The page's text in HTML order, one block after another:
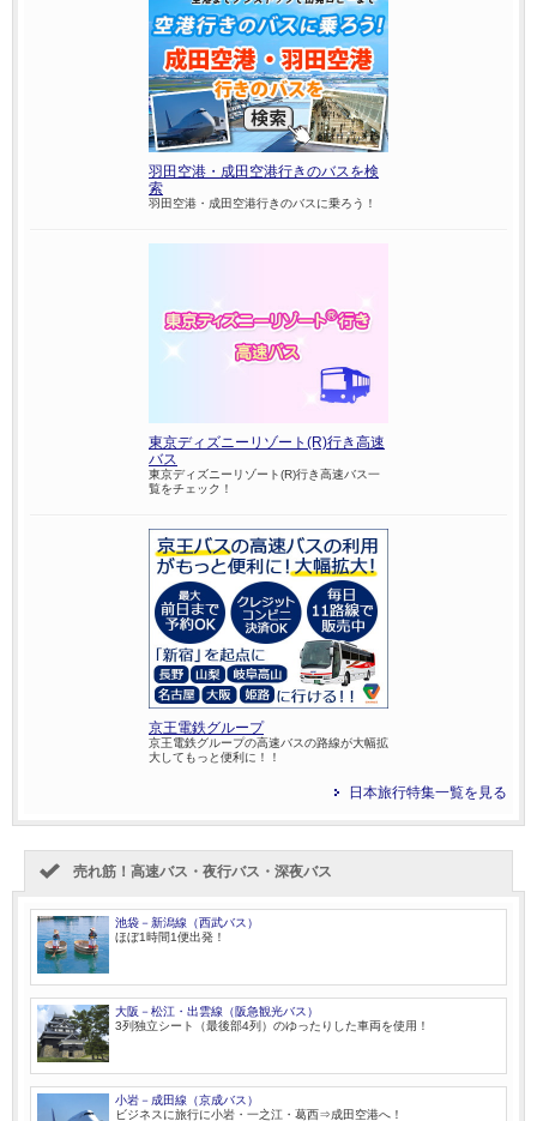
羽田空港・成田空港行きのバスを検
索
羽田空港・成田空港行きのバスに乗ろう！
東京ディズニーリゾート(R)行き高速
バス
東京ディズニーリゾート(R)行き高速バス一
覧をチェック！
京王電鉄グループ
京王電鉄グループの高速バスの路線が大幅拡
大してもっと便利に！！
日本旅行特集一覧を見る
売れ筋！高速バス・夜行バス・深夜バス
池袋－新潟線（西武バス）
ほぼ1時間1便出発！
大阪－松江・出雲線（阪急観光バス）
3列独立シート（最後部4列）のゆったりした車両を使用！
小岩－成田線（京成バス）
ビジネスに旅行に小岩・一之江・葛西⇒成田空港へ！